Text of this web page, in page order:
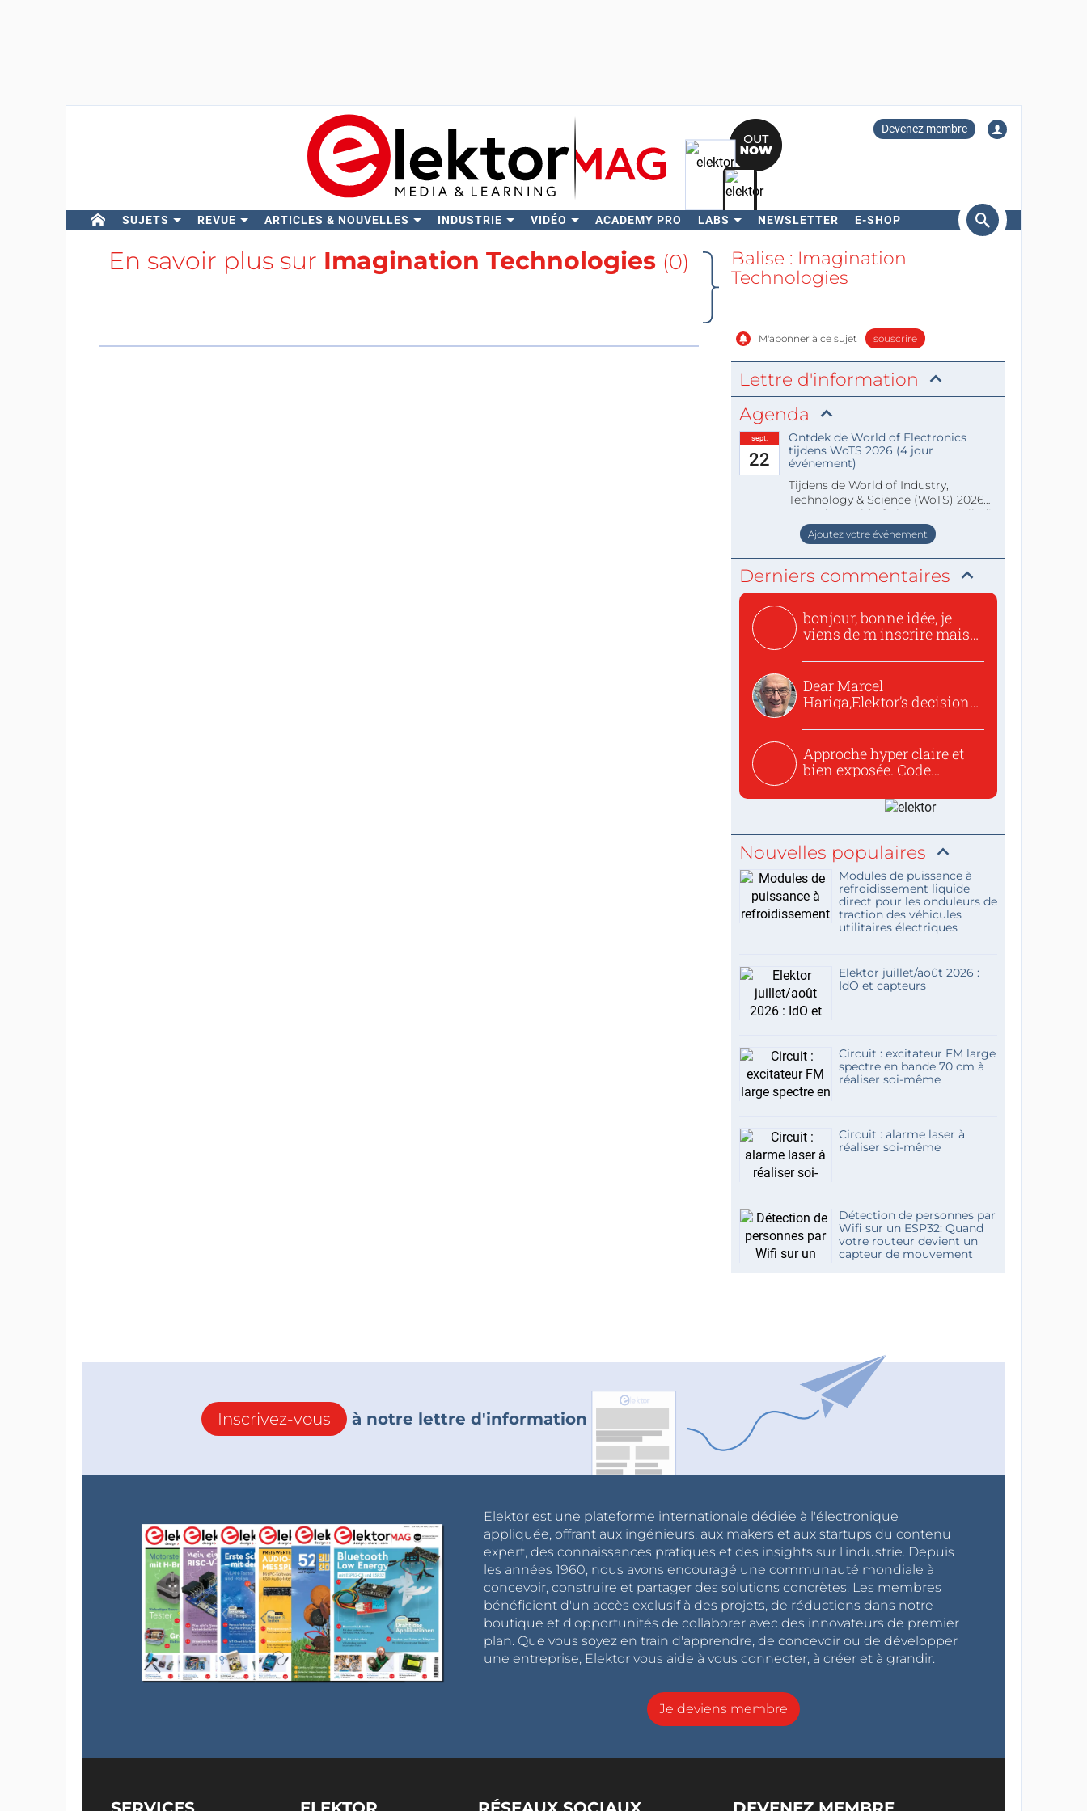
Devenez membre
SUJETS REVUE ARTICLES & NOUVELLES INDUSTRIE VIDÉO ACADEMY PRO LABS NEWSLETTER E-SHOP
Rechercher
En savoir plus sur Imagination Technologies (0)
Balise : Imagination
Technologies
M'abonner à ce sujet souscrire
Lettre d'information
Agenda
sept.
22
Ontdek de World of Electronics
tijdens WoTS 2026 (4 jour
événement)
Tijdens de World of Industry,
Technology & Science (WoTS) 2026
staat de World of Electronics volledi
Ajoutez votre événement
Derniers commentaires
bonjour, bonne idée, je
viens de m inscrire mais
Dear Marcel
Hariga,Elektor’s decision
Approche hyper claire et
bien exposée. Code
Nouvelles populaires
Modules de puissance à
refroidissement liquide
direct pour les onduleurs de
traction des véhicules
utilitaires électriques
Elektor juillet/août 2026 :
IdO et capteurs
Circuit : excitateur FM large
spectre en bande 70 cm à
réaliser soi-même
Circuit : alarme laser à
réaliser soi-même
Détection de personnes par
Wifi sur un ESP32: Quand
votre routeur devient un
capteur de mouvement
Inscrivez-vous à notre lettre d'information
Elektor est une plateforme internationale dédiée à l'électronique
appliquée, offrant aux ingénieurs, aux makers et aux startups du contenu
expert, des connaissances pratiques et des insights sur l'industrie. Depuis
les années 1960, nous avons encouragé une communauté mondiale à
concevoir, construire et partager des solutions concrètes. Les membres
bénéficient d'un accès exclusif à des projets, de réductions dans notre
boutique et d'opportunités de collaborer avec des innovateurs de premier
plan. Que vous soyez en train d'apprendre, de concevoir ou de développer
une entreprise, Elektor vous aide à vous connecter, à créer et à grandir.
Je deviens membre